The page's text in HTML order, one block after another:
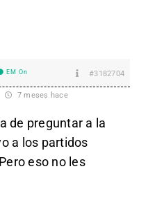
EM On #3182704
7 meses hace
de preguntar a la
a los partidos
eso no les